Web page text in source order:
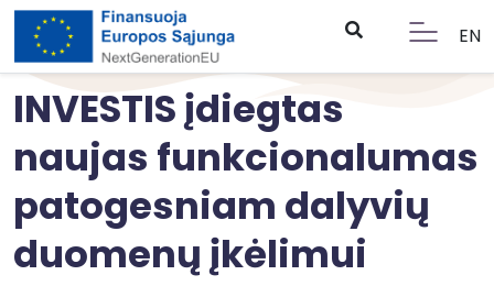
EN
INVESTIS įdiegtas
naujas funkcionalumas
patogesniam dalyvių
duomenų įkėlimui